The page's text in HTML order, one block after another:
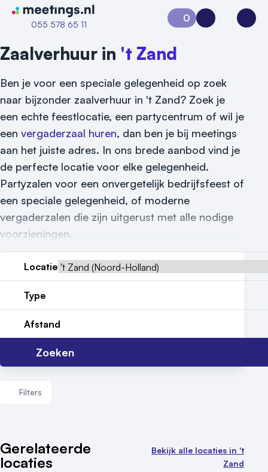
Naar home van Meetings
055 578 65 11
Vraag locatie aan
Locatiegids
Meld locatie aan
Nieuws
Reviews (5⭐️)
Contact
0
Aanvraag 0Inloggen
Zaalverhuur in 't Zand
Ben je voor een speciale gelegenheid op zoek
naar bijzonder zaalverhuur in 't Zand? Zoek je
een echte feestlocatie, een partycentrum of wil je
een vergaderzaal huren, dan ben je bij meetings
aan het juiste adres. In ons brede aanbod vind je
de perfecte locatie voor elke gelegenheid.
Partyzalen voor een onvergetelijk bedrijfsfeest of
een speciale gelegenheid, of moderne
vergaderzalen die zijn uitgerust met alle nodige
voorzieningen.
Locatie
Type
Afstand
Zoeken
Filters
Aantal zalen
1 - 5 zalen
Gerelateerde
locaties
Bekijk alle locaties in 't
Zand